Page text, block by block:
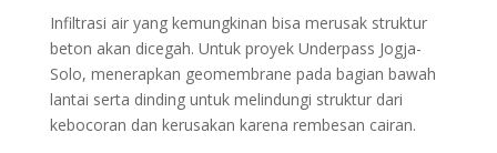
Infiltrasi air yang kemungkinan bisa merusak struktur
beton akan dicegah. Untuk proyek Underpass Jogja-
Solo, menerapkan geomembrane pada bagian bawah
lantai serta dinding untuk melindungi struktur dari
kebocoran dan kerusakan karena rembesan cairan.